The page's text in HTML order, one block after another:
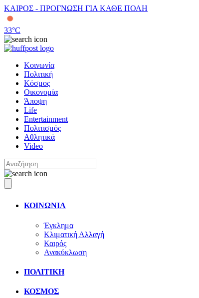
ΚΑΙΡΟΣ - ΠΡΟΓΝΩΣΗ ΓΙΑ ΚΑΘΕ ΠΟΛΗ
33°C
Κοινωνία
Πολιτική
Κόσμος
Οικονομία
Άποψη
Life
Entertainment
Πολιτισμός
Αθλητικά
Video
ΚΟΙΝΩΝΙΑ
Έγκλημα
Κλιματική Αλλαγή
Καιρός
Ανακύκλωση
ΠΟΛΙΤΙΚΗ
ΚΟΣΜΟΣ